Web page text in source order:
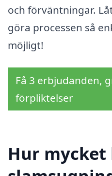
och förväntningar.
göra processen så
möjligt!
Få 3 erbjudanden,
förpliktelser
Hur mycket